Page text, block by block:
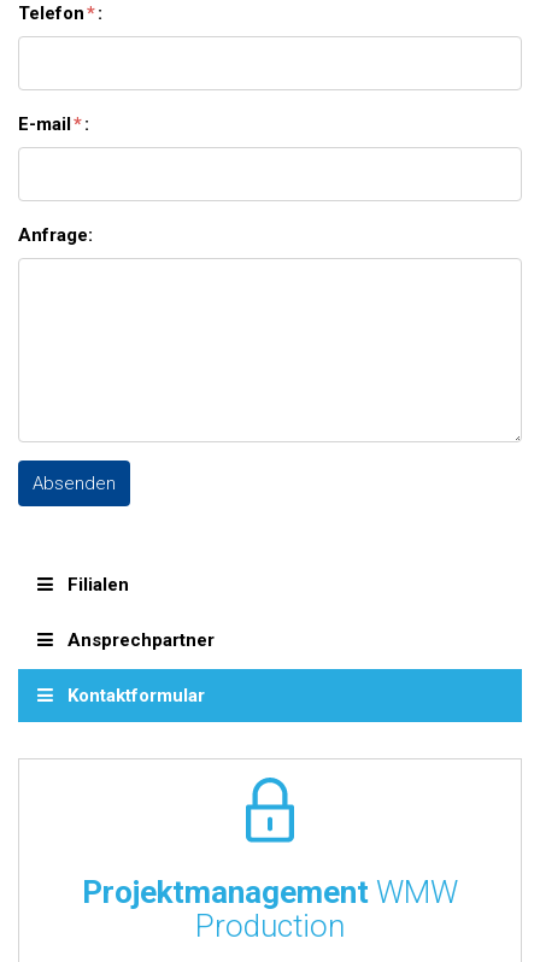
Telefon*:
E-mail*:
Anfrage:
Filialen
Ansprechpartner
Kontaktformular
Projektmanagement WMW
Production